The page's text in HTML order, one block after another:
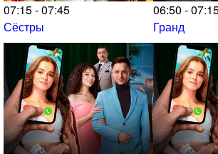
07:15 - 07:45
Сёстры
06:50 -
Гранд